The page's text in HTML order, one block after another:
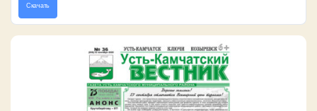
Скачать